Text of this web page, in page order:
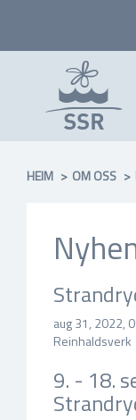
HEIM OM OSS
aug 31, 2022,
Reinhaldsverk
9. - 18.